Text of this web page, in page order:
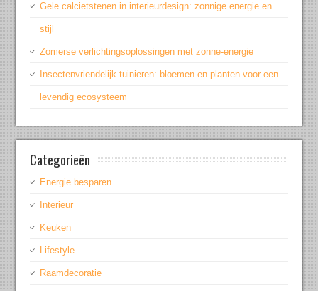
Gele calcietstenen in interieurdesign: zonnige energie en
stijl
Zomerse verlichtingsoplossingen met zonne-energie
Insectenvriendelijk tuinieren: bloemen en planten voor een
levendig ecosysteem
Categorieën
Energie besparen
Interieur
Keuken
Lifestyle
Raamdecoratie